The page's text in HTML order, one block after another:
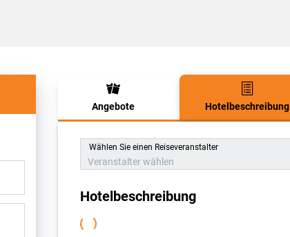
Angebote Hotelbeschreibung
Hotelbeschreibung
Wählen Sie einen Reiseveranstalter
Veranstalter wählen
Hotelbeschreibung